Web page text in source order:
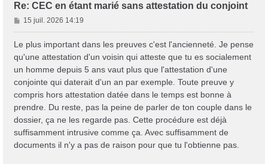
Re: CEC en étant marié sans attestation du conjoint
M
e
s
s
a
g
e
15 juil. 2026 14:19
Le plus important dans les preuves c'est l'ancienneté. Je pense
qu'une attestation d'un voisin qui atteste que tu es socialement
un homme depuis 5 ans vaut plus que l'attestation d'une
conjointe qui daterait d'un an par exemple. Toute preuve y
compris hors attestation datée dans le temps est bonne à
prendre. Du reste, pas la peine de parler de ton couple dans le
dossier, ça ne les regarde pas. Cette procédure est déjà
suffisamment intrusive comme ça. Avec suffisamment de
documents il n'y a pas de raison pour que tu l'obtienne pas.